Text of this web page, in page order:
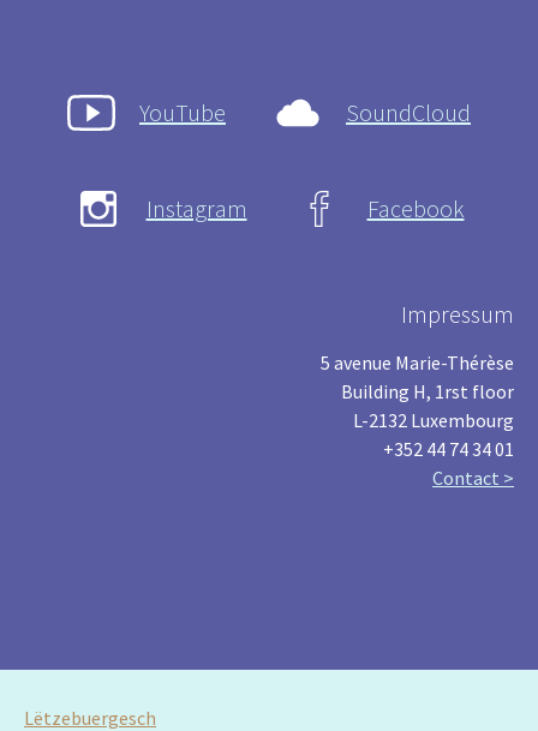
YouTube SoundCloud
Instagram Facebook
Impressum
5 avenue Marie-Thérèse
Building H, 1rst floor
L-2132 Luxembourg
+352 44 74 34 01
Contact >
Lëtzebuergesch